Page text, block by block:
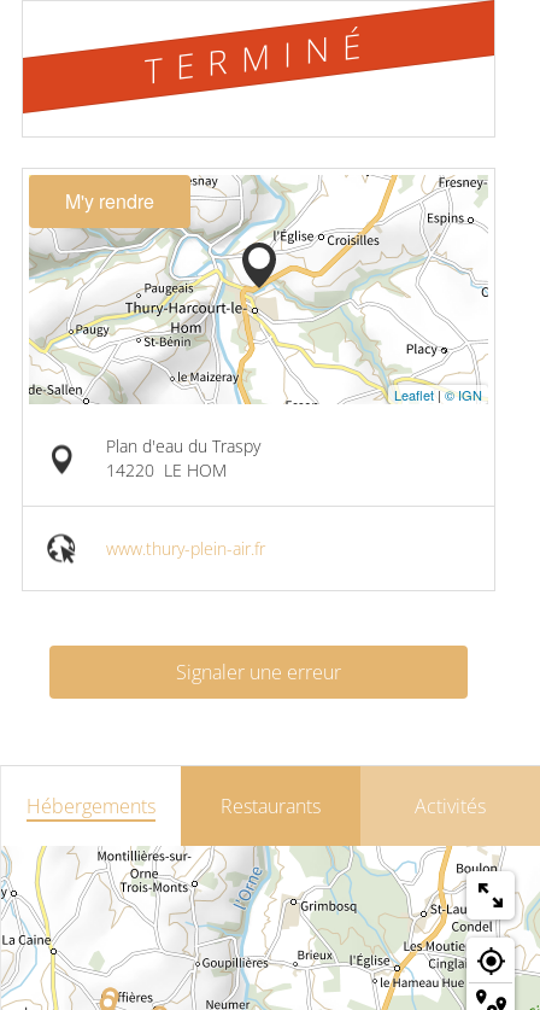
TERMINÉ
M'y rendre
Leaflet|© IGN
Plan d'eau du Traspy
14220 LE HOM
www.thury-plein-air.fr
Signaler une erreur
Hébergements Restaurants Activités